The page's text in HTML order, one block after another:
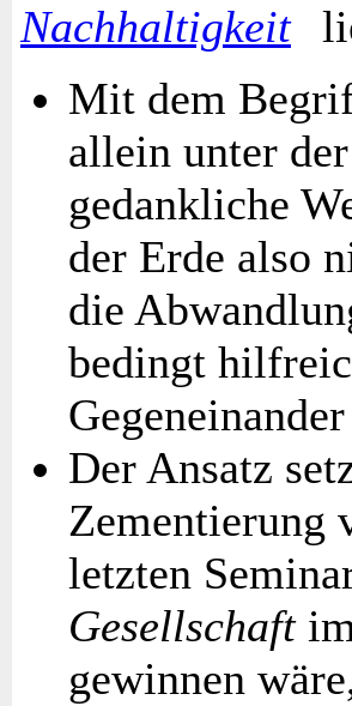
Nachhaltigkeit
Mit dem
allein unter
gedankliche
der Erde also
die
bedingt
Der Ansatz
Zementierung
letzten
Gesellschaftim
gewinnen